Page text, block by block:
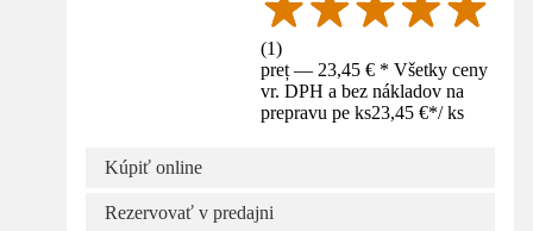
(1)
preț — 23,45 € * Všetky ceny
vr. DPH a bez nákladov na
prepravu pe ks23,45 €*/ ks
Kúpiť online
Rezervovať v predajni